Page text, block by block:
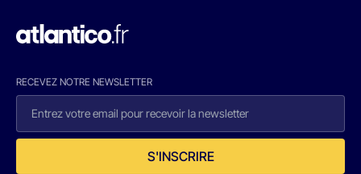
RECEVEZ NOTRE NEWSLETTER
S'INSCRIRE